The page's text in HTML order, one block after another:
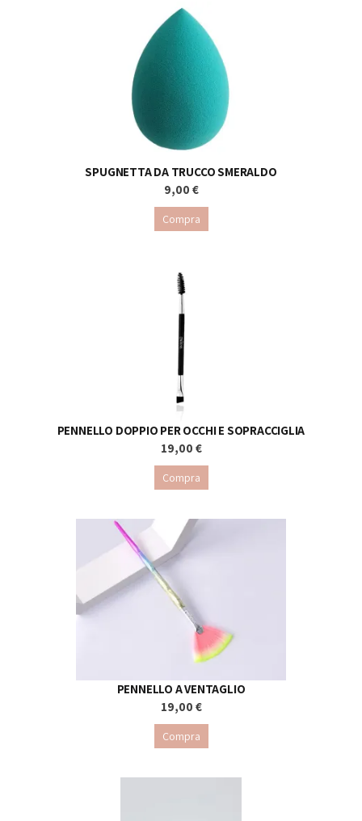
SPUGNETTA DA TRUCCO SMERALDO
9,00 €
Compra
PENNELLO DOPPIO PER OCCHI E SOPRACCIGLIA
19,00 €
Compra
PENNELLO A VENTAGLIO
19,00 €
Compra